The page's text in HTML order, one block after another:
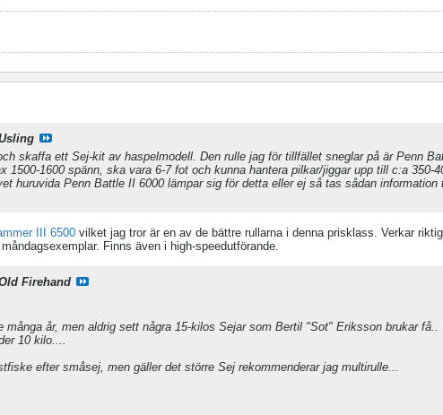
skaffa ett Sej-kit av haspelmodell. Den rulle jag för tillfället sneglar på är Penn
1500-1600 spänn, ska vara 6-7 fot och kunna hantera pilkar/jiggar upp till c:a 350-
huruvida Penn Battle II 6000 lämpar sig för detta eller ej så tas sådan information
III 6500 vilket jag tror är en av de bättre rullarna i denna prisklass. Verkar
Finns även i high-speedutförande.
Firehand
många år, men aldrig sett några 15-kilos Sejar som Bertil "Sot" Eriksson brukar få..
10 kilo....
efter småsej, men gäller det större Sej rekommenderar jag multirulle...